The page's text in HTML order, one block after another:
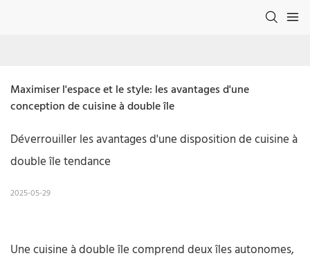
Maximiser l'espace et le style: les avantages d'une
conception de cuisine à double île
Déverrouiller les avantages d'une disposition de cuisine à
double île tendance
2025-05-29
Une cuisine à double île comprend deux îles autonomes,